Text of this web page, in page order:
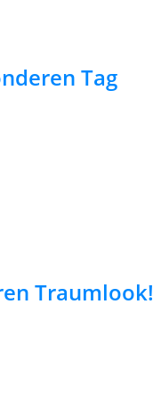
Tag
Traumlook!